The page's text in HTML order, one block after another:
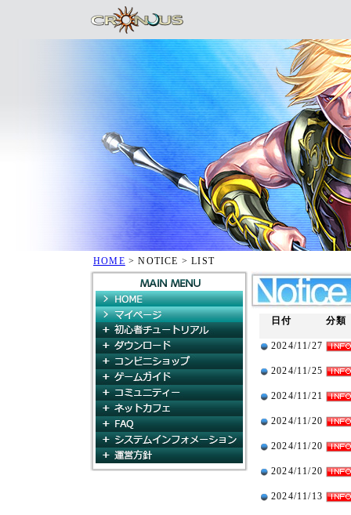
HOME > NOTICE > LIST
HOME
マイページ
初心者チュートリアル
ダウンロード
ゲームガイド
コミュニティ
FAQ
運営方針
日付 分類
2024/11/27
2024/11/25
2024/11/21
2024/11/20
2024/11/20
2024/11/20
2024/11/13